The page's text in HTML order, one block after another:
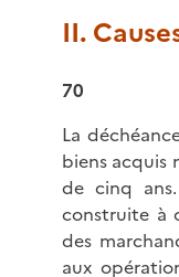
II.
70
La
biens acquis
de cinq
construite à
des
aux